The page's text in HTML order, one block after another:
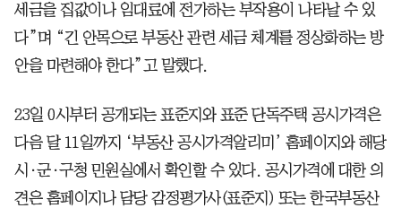
세금을 집값이나 임대료에 전가하는 부작용이 나타날 수 있
다”며 “긴 안목으로 부동산 관련 세금 체계를 정상화하는 방
안을 마련해야 한다”고 말했다.
23일 0시부터 공개되는 표준지와 표준 단독주택 공시가격은
다음 달 11일까지 ‘부동산 공시가격알리미’ 홈페이지와 해당
시·군·구청 민원실에서 확인할 수 있다. 공시가격에 대한 의
견은 홈페이지나 담당 감정평가사(표준지) 또는 한국부동산